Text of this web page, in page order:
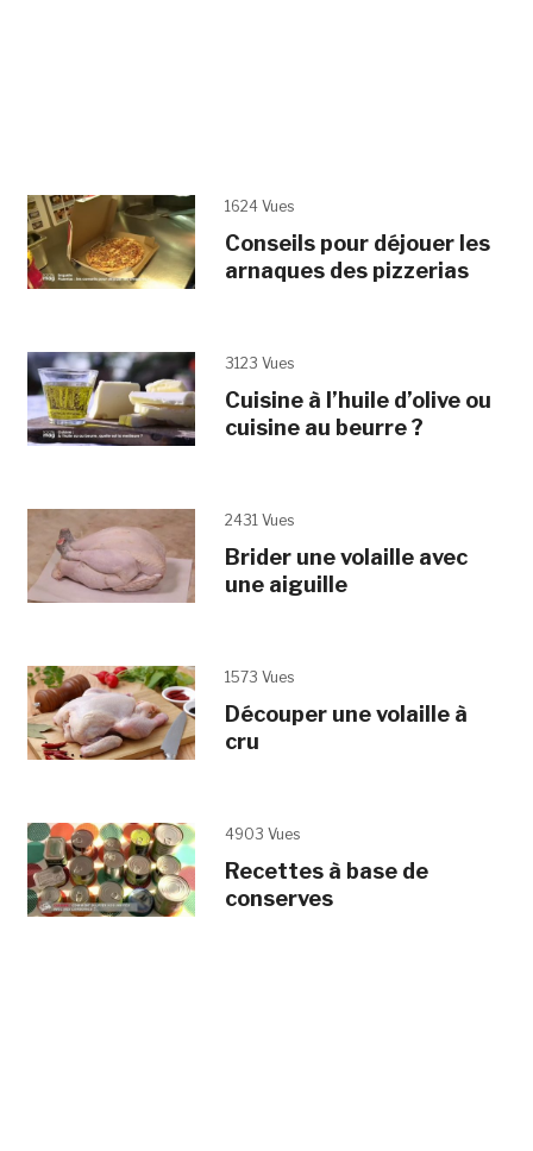
1624 Vues
Conseils pour déjouer les
arnaques des pizzerias
3123 Vues
Cuisine à l’huile d’olive ou
cuisine au beurre ?
2431 Vues
Brider une volaille avec
une aiguille
1573 Vues
Découper une volaille à
cru
4903 Vues
Recettes à base de
conserves